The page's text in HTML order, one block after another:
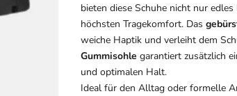
bieten diese Schuhe nicht nur
höchsten Tragekomfort. Das
weiche Haptik und verleiht dem
Gummisohle garantiert zusätzlich
und optimalen Halt.
Ideal für den Alltag oder formelle